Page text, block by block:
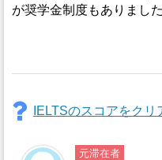
が奨学金制度もありました
元滞在者